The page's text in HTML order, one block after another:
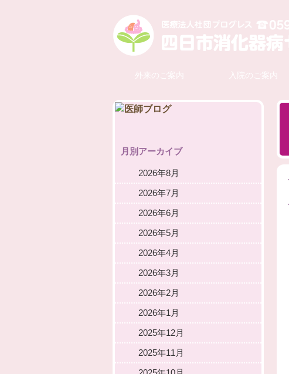
外来のご案内 入院のご案内
月別アーカイブ
2026年8月
2026年7月
2026年6月
2026年5月
2026年4月
2026年3月
2026年2月
2026年1月
2025年12月
2025年11月